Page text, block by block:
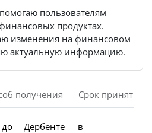
пользователям
продуктах.
изменения на финансовом
актуальную информацию.
получения Срок принятия
Дербенте
в